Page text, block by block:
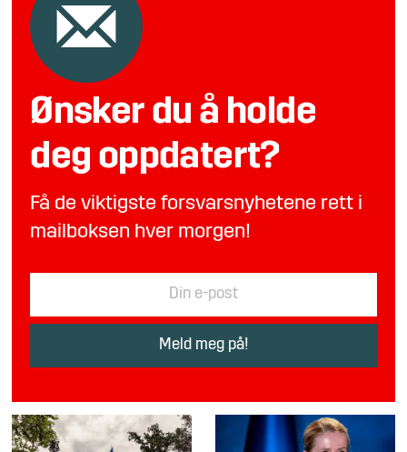
Ønsker du å holde
deg oppdatert?
Få de viktigste forsvarsnyhetene rett i
mailboksen hver morgen!